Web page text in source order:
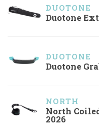
DUOTONE
Duotone
DUOTONE
Duotone
NORTH
North
2026